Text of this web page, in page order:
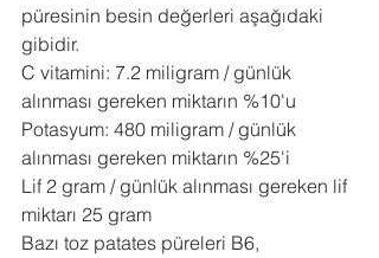
püresinin besin değerleri aşağıdaki
gibidir.
C vitamini: 7.2 miligram / günlük
alınması gereken miktarın %10'u
Potasyum: 480 miligram / günlük
alınması gereken miktarın %25'i
Lif 2 gram / günlük alınması gereken lif
miktarı 25 gram
Bazı toz patates püreleri B6,